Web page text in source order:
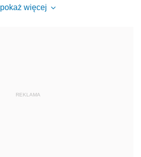
pokaż więcej
REKLAMA